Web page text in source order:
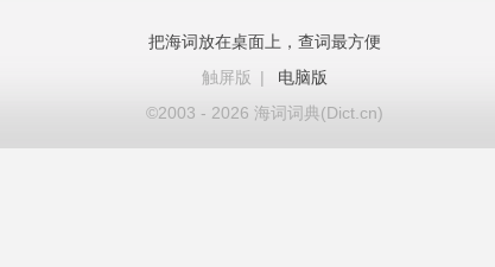
把海词放在桌面上，查词最方便
触屏版
|
电脑版
©2003 - 2026 海词词典(Dict.cn)